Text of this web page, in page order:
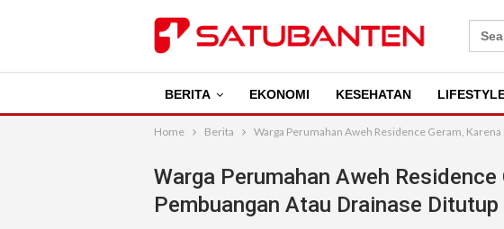
for:
BERITA EKONOMI KESEHATAN
Home Berita Warga Perumahan Aweh Residence Geram,
Warga Perumahan Aweh Residence
Pembuangan Atau Drainase Ditutup